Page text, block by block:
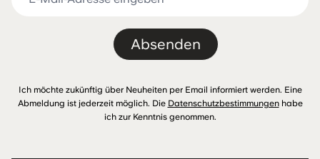
Absenden
Ich möchte zukünftig über Neuheiten per Email informiert werden. Eine
Abmeldung ist jederzeit möglich. Die Datenschutzbestimmungenhabe
ich zur Kenntnis genommen.